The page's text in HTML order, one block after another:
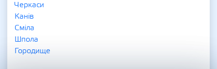
Черкаси
Канів
Сміла
Шпола
Городище